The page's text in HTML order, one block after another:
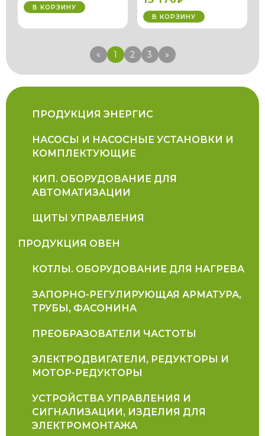
ПРОДУКЦИЯ ЭНЕРГИС
НАСОСЫ И НАСОСНЫЕ УСТАНОВКИ И
КОМПЛЕКТУЮЩИЕ
КИП. ОБОРУДОВАНИЕ ДЛЯ
АВТОМАТИЗАЦИИ
ЩИТЫ УПРАВЛЕНИЯ
ПРОДУКЦИЯ ОВЕН
КОТЛЫ. ОБОРУДОВАНИЕ ДЛЯ НАГРЕВА
ЗАПОРНО-РЕГУЛИРУЮЩАЯ АРМАТУРА,
ТРУБЫ, ФАСОНИНА
ПРЕОБРАЗОВАТЕЛИ ЧАСТОТЫ
ЭЛЕКТРОДВИГАТЕЛИ, РЕДУКТОРЫ И
МОТОР-РЕДУКТОРЫ
УСТРОЙСТВА УПРАВЛЕНИЯ И
СИГНАЛИЗАЦИИ, ИЗДЕЛИЯ ДЛЯ
ЭЛЕКТРОМОНТАЖА
В КОРЗИНУ
В КОРЗИНУ
« 1 2 3 »